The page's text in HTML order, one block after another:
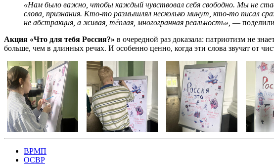
«Нам было важно, чтобы каждый чувствовал себя свободно. Мы не
слова, признания. Кто-то размышлял несколько минут, кто-то писал
не абстракция, а живая, тёплая, многогранная реальность», —
Акция «Что для тебя Россия?» в очередной раз доказала: патриотизм не
больше, чем в длинных речах. И особенно ценно, когда эти слова звучат от
ВРМП
ОСВР